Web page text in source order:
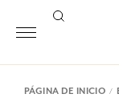
PÁGINA DE INICIO